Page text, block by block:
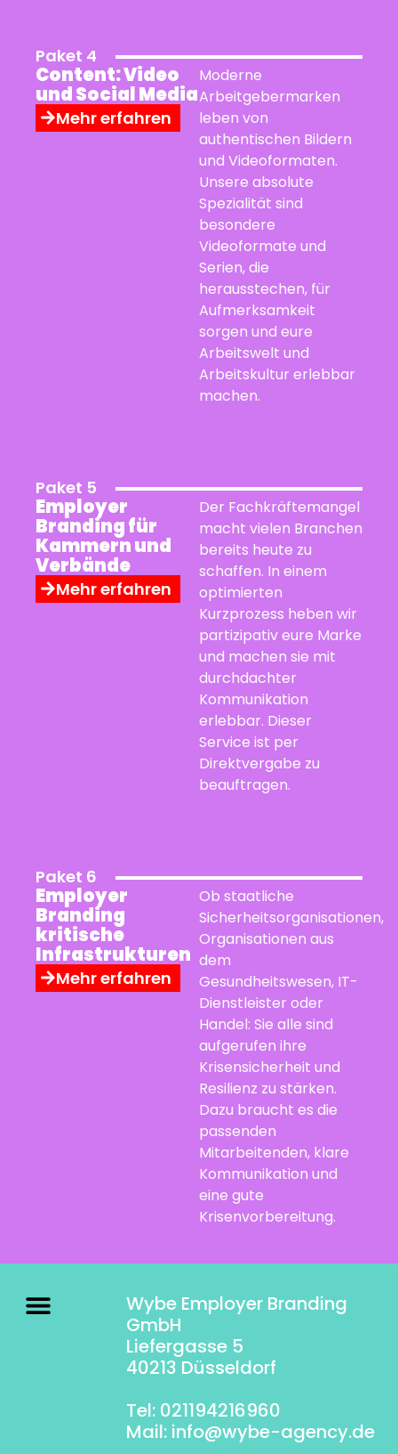
Paket 4
Content: Video
und Social Media
Mehr erfahren
Moderne
Arbeitgebermarken
leben von
authentischen Bildern
und Videoformaten.
Unsere absolute
Spezialität sind
besondere
Videoformate und
Serien, die
herausstechen, für
Aufmerksamkeit
sorgen und eure
Arbeitswelt und
Arbeitskultur erlebbar
machen.
Paket 5
Employer
Branding für
Kammern und
Verbände
Mehr erfahren
Der Fachkräftemangel
macht vielen Branchen
bereits heute zu
schaffen. In einem
optimierten
Kurzprozess heben wir
partizipativ eure Marke
und machen sie mit
durchdachter
Kommunikation
erlebbar. Dieser
Service ist per
Direktvergabe zu
beauftragen.
Paket 6
Employer
Branding
kritische
Infrastrukturen
Mehr erfahren
Ob staatliche
Sicherheitsorganisationen,
Organisationen aus
dem
Gesundheitswesen, IT-
Dienstleister oder
Handel: Sie alle sind
aufgerufen ihre
Krisensicherheit und
Resilienz zu stärken.
Dazu braucht es die
passenden
Mitarbeitenden, klare
Kommunikation und
eine gute
Krisenvorbereitung.
Wybe Employer Branding
GmbH
Liefergasse 5
40213 Düsseldorf
Tel: 021194216960
Mail: info@wybe-agency.de